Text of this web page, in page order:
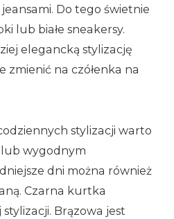
jeansami. Do tego świetnie
lub białe sneakersy.
elegancką stylizację
zmienić na czółenka na
stylizacji warto
wygodnym
dni można również
Czarna kurtka
Brązowa jest